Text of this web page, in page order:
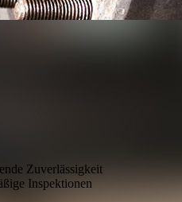
Zuverlässigkeit
Inspektionen